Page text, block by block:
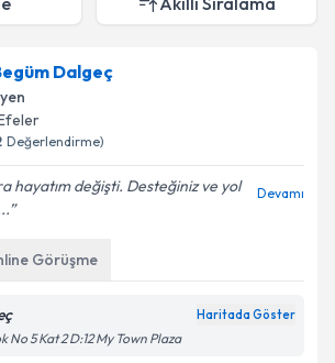
Dalgeç
Değerlendirme)
hayatım değişti. Desteğiniz ve yol
Devamı
Görüşme
Haritada Göster
No 5 Kat 2 D:12 My Town Plaza